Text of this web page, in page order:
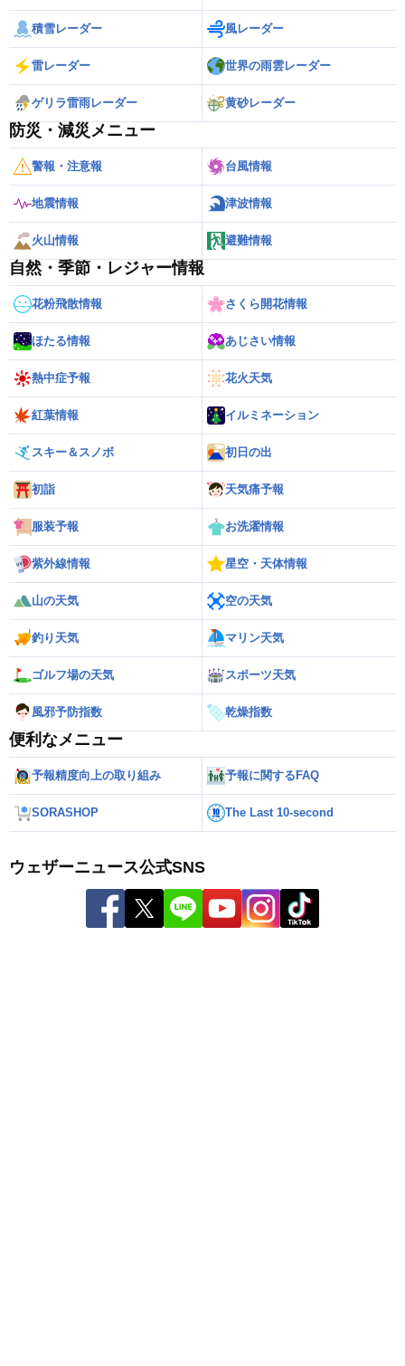
積雪レーダー 風レーダー
雷レーダー 世界の雨雲レーダー
ゲリラ雷雨レーダー 黄砂レーダー
防災・減災メニュー
警報・注意報 台風情報
地震情報 津波情報
火山情報 避難情報
自然・季節・レジャー情報
花粉飛散情報 さくら開花情報
ほたる情報 あじさい情報
熱中症予報 花火天気
紅葉情報 イルミネーション
スキー＆スノボ 初日の出
初詣 天気痛予報
服装予報 お洗濯情報
紫外線情報 星空・天体情報
山の天気 空の天気
釣り天気 マリン天気
ゴルフ場の天気 スポーツ天気
風邪予防指数 乾燥指数
便利なメニュー
予報精度向上の取り組み 予報に関するFAQ
SORASHOP The Last 10-second
ウェザーニュース公式SNS